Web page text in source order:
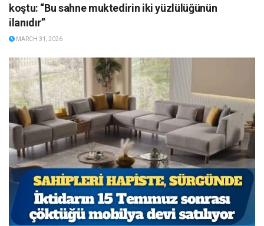
koştu: “Bu sahne muktedirin iki yüzlülüğünün
ilanıdır”
MARCH 31, 2026